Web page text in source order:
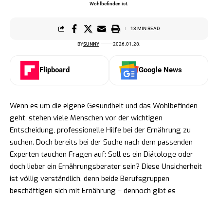
Wohlbefinden ist.
BYSUNNY 2026.01.28.
13 MIN READ
Flipboard Google News
Wenn es um die eigene Gesundheit und das Wohlbefinden
geht, stehen viele Menschen vor der wichtigen
Entscheidung, professionelle Hilfe bei der Ernährung zu
suchen. Doch bereits bei der Suche nach dem passenden
Experten tauchen Fragen auf: Soll es ein Diätologe oder
doch lieber ein Ernährungsberater sein? Diese Unsicherheit
ist völlig verständlich, denn beide Berufsgruppen
beschäftigen sich mit Ernährung – dennoch gibt es